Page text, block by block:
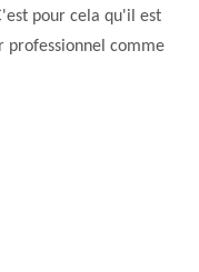
pour cela qu'il est
professionnel comme